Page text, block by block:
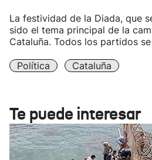
La festividad de la Diada, que
sido el tema principal de la
Cataluña. Todos los partidos
Política Cataluña
Te puede interesar